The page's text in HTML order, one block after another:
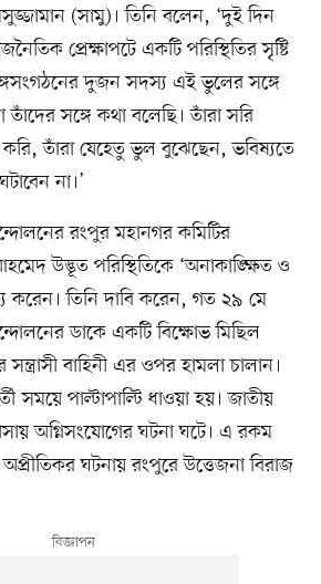
(সামু)। তিনি বলেন, ‘দুই দিন
প্রেক্ষাপটে একটি পরিস্থিতির সৃষ্টি
দুজন সদস্য এই ভুলের সঙ্গে
সঙ্গে কথা বলেছি। তাঁরা সরি
তাঁরা যেহেতু ভুল বুঝেছেন, ভবিষ্যতে
না।’
রংপুর মহানগর কমিটির
উদ্ভূত পরিস্থিতিকে ‘অনাকাঙ্ক্ষিত ও
করেন। তিনি দাবি করেন, গত ২৯ মে
ডাকে একটি বিক্ষোভ মিছিল
সন্ত্রাসী বাহিনী এর ওপর হামলা চালান।
সময়ে পাল্টাপাল্টি ধাওয়া হয়। জাতীয়
অগ্নিসংযোগের ঘটনা ঘটে। এ রকম
ঘটনায় রংপুরে উত্তেজনা বিরাজ